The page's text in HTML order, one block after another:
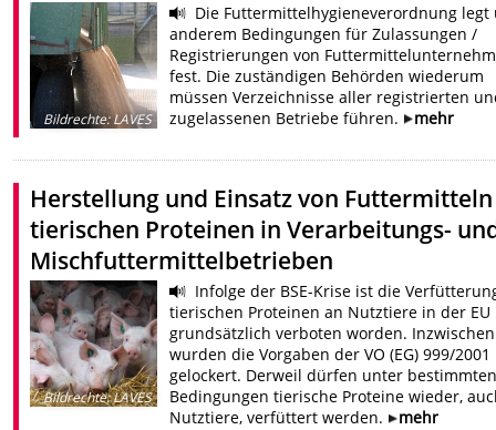
Bildrechte:LAVES
Die Futtermittelhygieneverordnung legt
anderem Bedingungen für Zulassungen /
Registrierungen von
fest. Die zuständigen Behörden wiederum
müssen Verzeichnisse aller registrierten
zugelassenen Betriebe führen.
mehr
Herstellung und Einsatz von
tierischen Proteinen in Verarbeitungs-
Mischfuttermittelbetrieben
Bildrechte:LAVES
Infolge der BSE-Krise ist die
tierischen Proteinen an Nutztiere in der EU
grundsätzlich verboten worden. Inzwischen
wurden die Vorgaben der VO (EG) 999/2001
gelockert. Derweil dürfen unter bestimmten
Bedingungen tierische Proteine wieder,
Nutztiere, verfüttert werden.
mehr